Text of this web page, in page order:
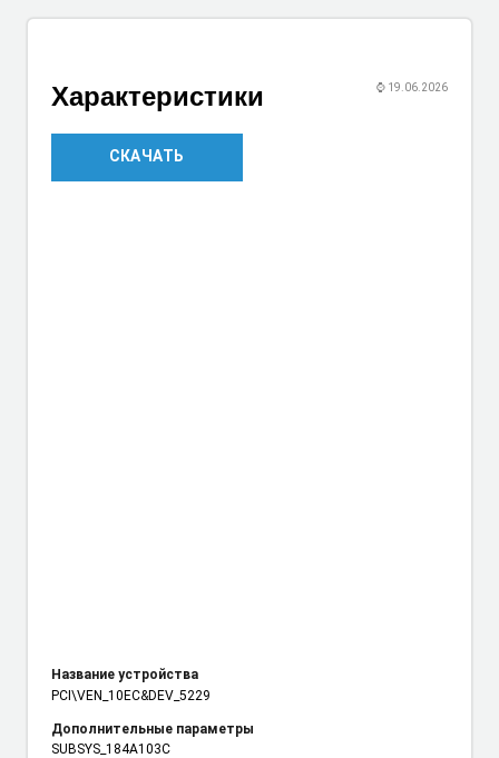
⌚ 19.06.2026
Характеристики
Название устройства
PCI\VEN_10EC&DEV_5229
Дополнительные параметры
SUBSYS_184A103C
СКАЧАТЬ